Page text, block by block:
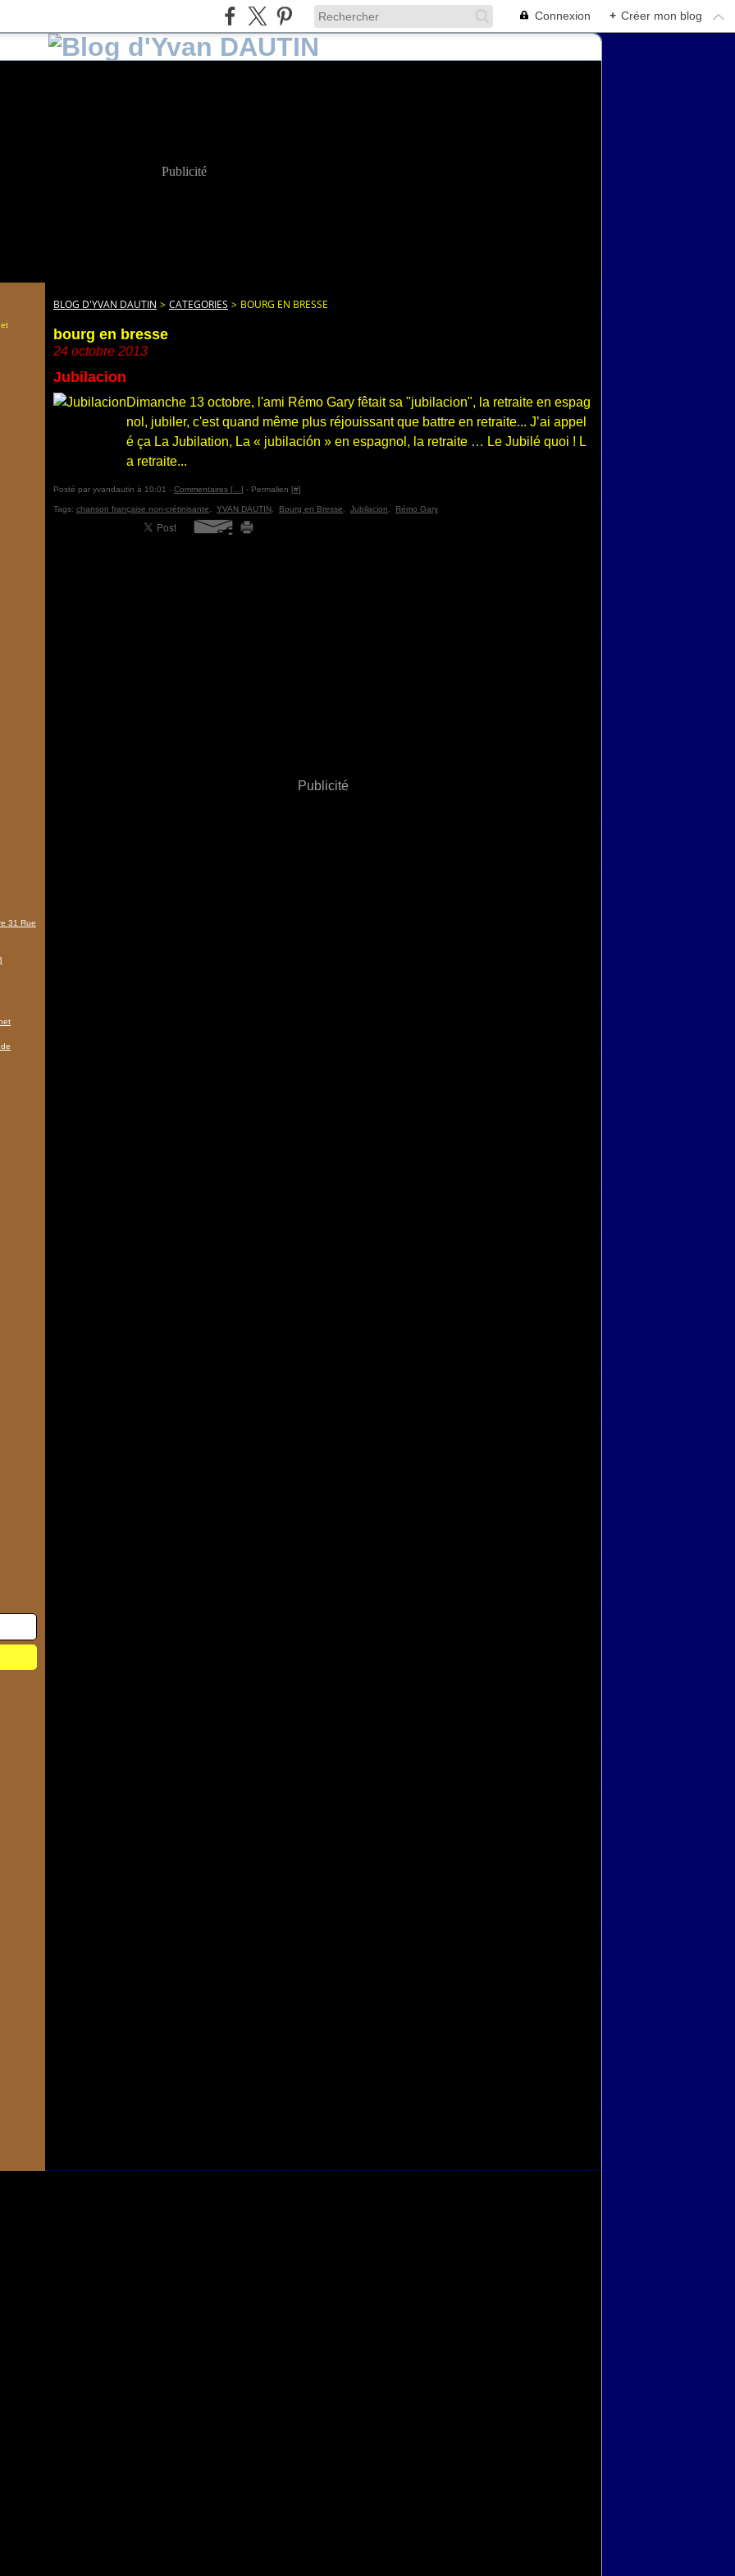
Connexion + Créer mon blog
Publicité
et
31 Rue
BLOG D'YVAN DAUTIN > CATEGORIES > BOURG EN BRESSE
bourg en bresse
24 octobre 2013
Jubilacion
Dimanche 13 octobre, l'ami Rémo Gary fêtait sa "jubilacion", la retraite en espag
nol, jubiler, c'est quand même plus réjouissant que battre en retraite... J’ai appel
é ça La Jubilation, La « jubilación » en espagnol, la retraite … Le Jubilé quoi ! L
a retraite...
Posté par yvandautin à 10:01 - Commentaires [ ] - Permalien [#]
Tags: chanson française non-crétinisante YVAN DAUTIN Bourg en Bresse Jubilacion Rémo Gary
Publicité